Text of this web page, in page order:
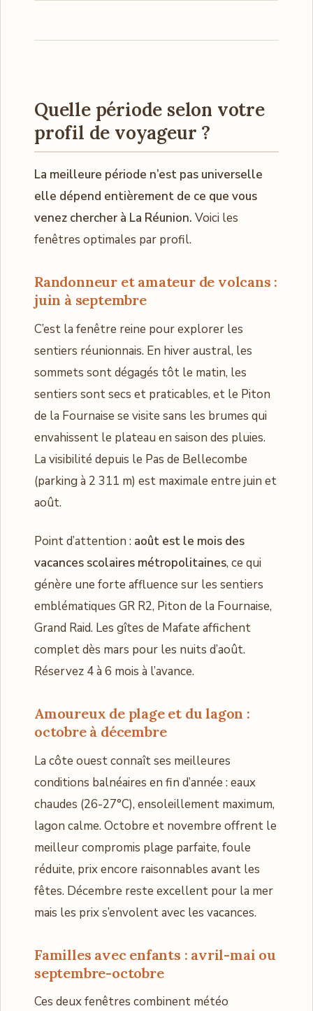
Quelle période selon votre
profil de voyageur ?
La meilleure période n’est pas universelle
elle dépend entièrement de ce que vous
venez chercher à La Réunion. Voici les
fenêtres optimales par profil.
Randonneur et amateur de volcans :
juin à septembre
C’est la fenêtre reine pour explorer les
sentiers réunionnais. En hiver austral, les
sommets sont dégagés tôt le matin, les
sentiers sont secs et praticables, et le Piton
de la Fournaise se visite sans les brumes qui
envahissent le plateau en saison des pluies.
La visibilité depuis le Pas de Bellecombe
(parking à 2 311 m) est maximale entre juin et
août.
Point d’attention : août est le mois des
vacances scolaires métropolitaines, ce qui
génère une forte affluence sur les sentiers
emblématiques GR R2, Piton de la Fournaise,
Grand Raid. Les gîtes de Mafate affichent
complet dès mars pour les nuits d’août.
Réservez 4 à 6 mois à l’avance.
Amoureux de plage et du lagon :
octobre à décembre
La côte ouest connaît ses meilleures
conditions balnéaires en fin d’année : eaux
chaudes (26-27°C), ensoleillement maximum,
lagon calme. Octobre et novembre offrent le
meilleur compromis plage parfaite, foule
réduite, prix encore raisonnables avant les
fêtes. Décembre reste excellent pour la mer
mais les prix s’envolent avec les vacances.
Familles avec enfants : avril-mai ou
septembre-octobre
Ces deux fenêtres combinent météo